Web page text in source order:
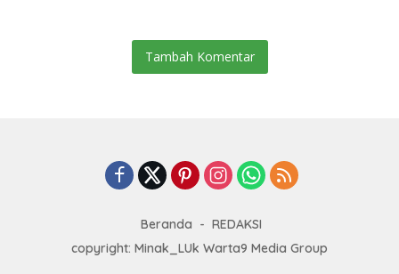
Tambah Komentar
Beranda
REDAKSI
copyright: Minak_LUk Warta9 Media Group